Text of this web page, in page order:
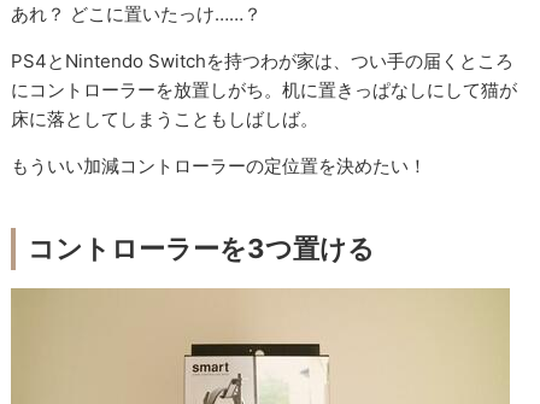
あれ？ どこに置いたっけ……？
PS4とNintendo Switchを持つわが家は、つい手の届くところ
にコントローラーを放置しがち。机に置きっぱなしにして猫が
床に落としてしまうこともしばしば。
もういい加減コントローラーの定位置を決めたい！
コントローラーを3つ置ける